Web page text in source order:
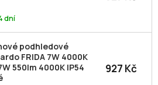
dní
podhledové
FRIDA 7W 4000K
550lm 4000K IP54
927 Kč